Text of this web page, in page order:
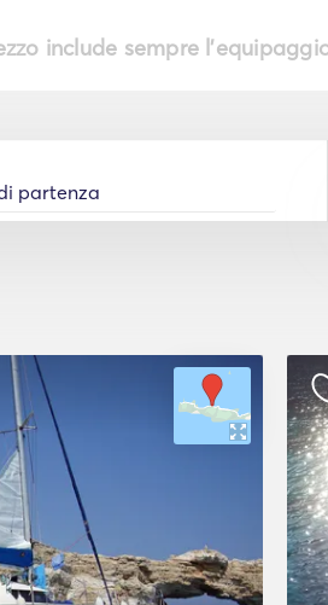
include sempre